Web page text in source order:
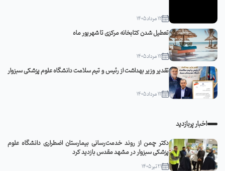
12 مرداد 1405
تعطیل شدن کتابخانه مرکزی تا شهریور ماه
12 مرداد 1405
تقدیر وزیر بهداشت از رئیس و تیم سلامت دانشگاه علوم پزشکی سبزوار
12 مرداد 1405
اخبار پربازدید
دکتر چمن از روند خدمت‌رسانی بیمارستان اضطراری دانشگاه علوم
پزشکی سبزوار در مشهد مقدس بازدید کرد
21 تیر 1405